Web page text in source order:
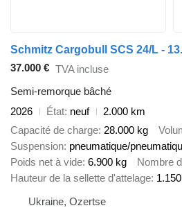
Schmitz Cargobull SCS 24/L -
37.000 € TVA incluse
Semi-remorque bâché
2026
État neuf
2.000 km
Capacité de charge 28.000 kg
Suspension pneumatique/
Poids net à vide 6.900 kg Nombre
Hauteur de la sellette d'attelage
Ukraine, Ozertse